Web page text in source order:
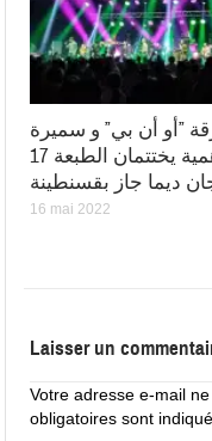
”أو أن بي” و سميرة
براهمية يختتمان الطبعة 17
ديما جاز بقسنطينة
16 mai 2022
Laisser un
Votre adresse e-mail
obligatoires sont